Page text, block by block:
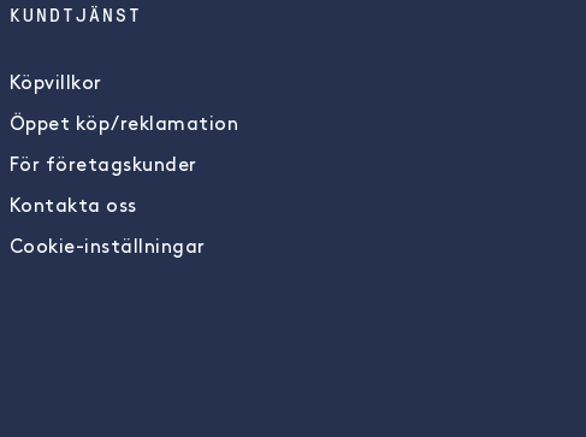
KUNDTJÄNST
Köpvillkor
Öppet köp/reklamation
För företagskunder
Kontakta oss
Cookie-inställningar